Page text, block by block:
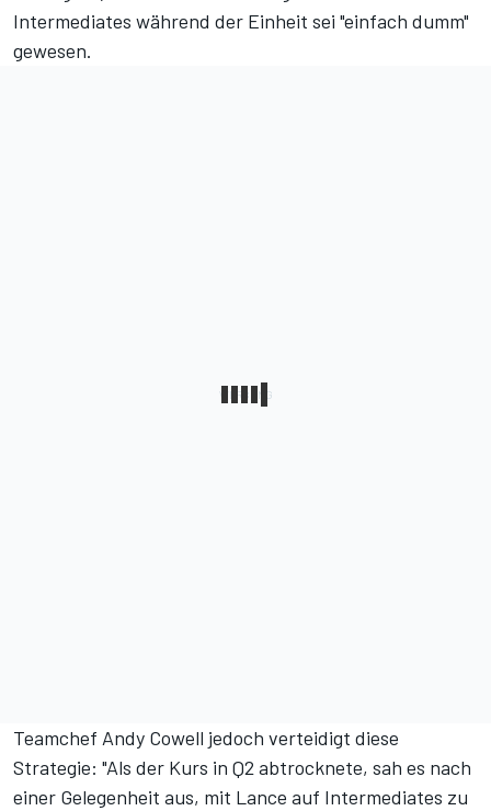
Intermediates während der Einheit sei "einfach dumm"
gewesen.
Teamchef Andy Cowell jedoch verteidigt diese
Strategie: "Als der Kurs in Q2 abtrocknete, sah es nach
einer Gelegenheit aus, mit Lance auf Intermediates zu